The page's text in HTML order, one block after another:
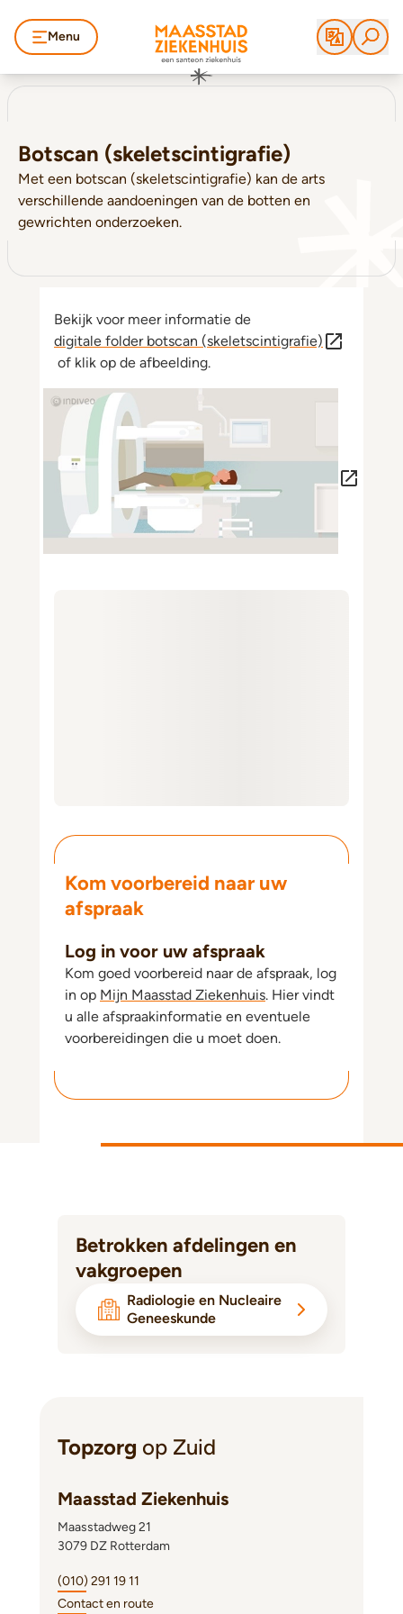
Menu
Botscan (skeletscintigrafie)
Met een botscan (skeletscintigrafie) kan de arts
verschillende aandoeningen van de botten en
gewrichten onderzoeken.
Bekijk voor meer informatie de
digitale folder botscan (skeletscintigrafie)
of klik op de afbeelding.
Kom voorbereid naar uw
afspraak
Log in voor uw afspraak
Kom goed voorbereid naar de afspraak, log
in op Mijn Maasstad Ziekenhuis. Hier vindt
u alle afspraakinformatie en eventuele
voorbereidingen die u moet doen.
Betrokken afdelingen en
vakgroepen
Radiologie en Nucleaire
Geneeskunde
Topzorg op Zuid
Maasstad Ziekenhuis
Maasstadweg 21
3079 DZ Rotterdam
(010) 291 19 11
Contact en route